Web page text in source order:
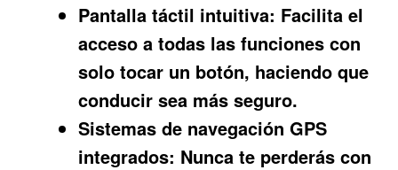
Pantalla táctil intuitiva: Facilita el
acceso a todas las funciones con
solo tocar un botón, haciendo que
conducir sea más seguro.
Sistemas de navegación GPS
integrados: Nunca te perderás con